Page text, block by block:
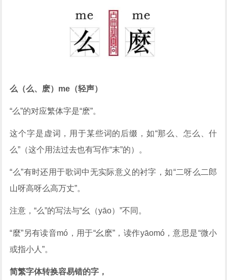
么（么、麽）me（轻声）
“么”的对应繁体字是“麽”。
这个字是虚词，用于某些词的后缀，如“那么、怎么、什
么”（这个用法过去也有写作“末”的）。
“么”有时还用于歌词中无实际意义的衬字，如“二呀么二郎
山呀高呀么高万丈”。
注意，“么”的写法与“幺（yāo）”不同。
“麼”另有读音mó，用于“幺麽”，读作yāomó，意思是“微小
或指小人”。
简繁字体转换容易错的字，